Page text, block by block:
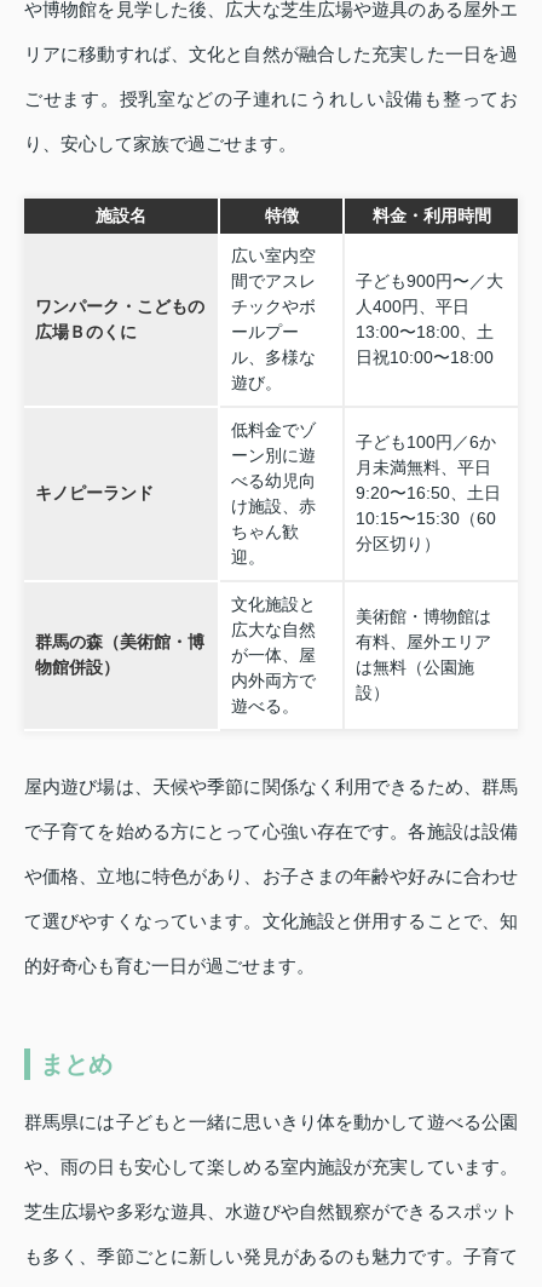
や博物館を見学した後、広大な芝生広場や遊具のある屋外エ
リアに移動すれば、文化と自然が融合した充実した一日を過
ごせます。授乳室などの子連れにうれしい設備も整ってお
り、安心して家族で過ごせます。
施設名 特徴 料金・利用時間
ワンパーク・こどもの
広場Ｂのくに
広い室内空
間でアスレ
チックやボ
ールプー
ル、多様な
遊び。
子ども900円〜／大
人400円、平日
13:00〜18:00、土
日祝10:00〜18:00
キノピーランド
低料金でゾ
ーン別に遊
べる幼児向
け施設、赤
ちゃん歓
迎。
子ども100円／6か
月未満無料、平日
9:20〜16:50、土日
10:15〜15:30（60
分区切り）
群馬の森（美術館・博
物館併設）
文化施設と
広大な自然
が一体、屋
内外両方で
遊べる。
美術館・博物館は
有料、屋外エリア
は無料（公園施
設）
屋内遊び場は、天候や季節に関係なく利用できるため、群馬
で子育てを始める方にとって心強い存在です。各施設は設備
や価格、立地に特色があり、お子さまの年齢や好みに合わせ
て選びやすくなっています。文化施設と併用することで、知
的好奇心も育む一日が過ごせます。
まとめ
群馬県には子どもと一緒に思いきり体を動かして遊べる公園
や、雨の日も安心して楽しめる室内施設が充実しています。
芝生広場や多彩な遊具、水遊びや自然観察ができるスポット
も多く、季節ごとに新しい発見があるのも魅力です。子育て